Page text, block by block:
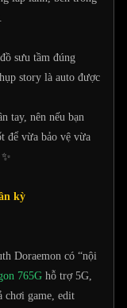
sưu tầm đúng
story là auto được
tay, nên nếu bạn
để vừa bảo vệ vừa
kỳ
Doraemon có “nội
765G hỗ trợ 5G,
chơi game, edit